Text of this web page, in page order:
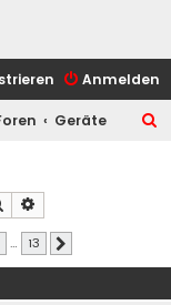
Anmelden
Geräte
Suche
… 13